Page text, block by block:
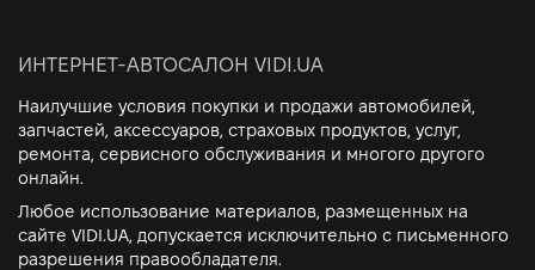
ИНТЕРНЕТ-АВТОСАЛОН VIDI.UA
Наилучшие условия покупки и продажи автомобилей,
запчастей, аксессуаров, страховых продуктов, услуг,
ремонта, сервисного обслуживания и многого другого
онлайн.
Любое использование материалов, размещенных на
сайте VIDI.UA, допускается исключительно с письменного
разрешения правообладателя.